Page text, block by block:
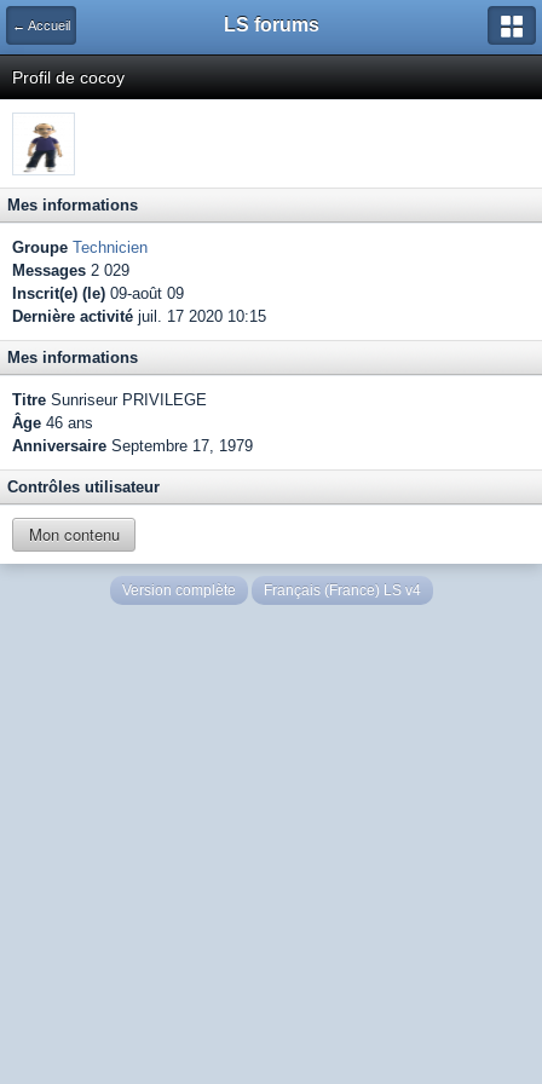
← Accueil LS forums
Profil de cocoy
Mes informations
Groupe Technicien
Messages 2 029
Inscrit(e) (le) 09-août 09
Dernière activité juil. 17 2020 10:15
Mes informations
Titre Sunriseur PRIVILEGE
Âge 46 ans
Anniversaire Septembre 17, 1979
Contrôles utilisateur
Mon contenu
Version complète Français (France) LS v4